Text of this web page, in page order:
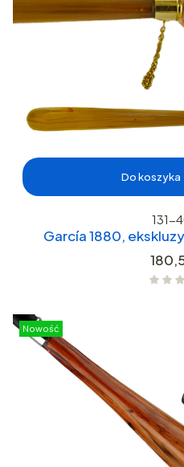
Do koszyka
131-
García 1880,
Cena
Nowość